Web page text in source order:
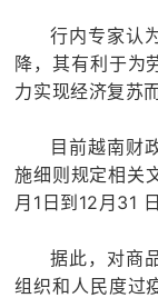
行内专家认
降，其有利于为
力实现经济复苏
目前越南财
施细则规定相关
月1日到12月31 日
据此，对商
组织和人民度过